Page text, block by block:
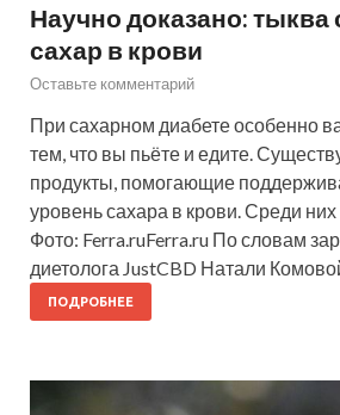
Научно доказано: тыква
сахар в крови
Оставьте комментарий
При сахарном диабете особенно
тем, что вы пьёте и едите.
продукты, помогающие
уровень сахара в крови. Среди
Фото: Ferra.ruFerra.ru По словам
диетолога JustCBD Натали
ПОДРОБНЕЕ